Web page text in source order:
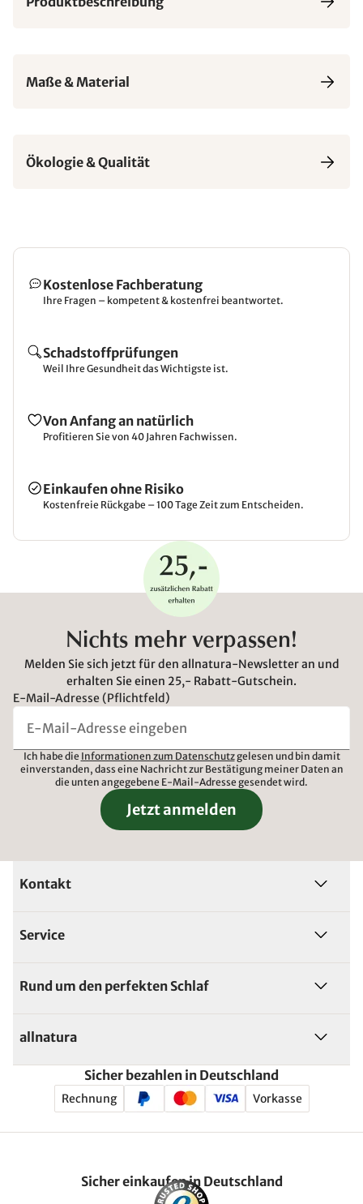
Maße & Material
Ökologie & Qualität
Kostenlose Fachberatung
Ihre Fragen – kompetent & kostenfrei beantwortet.
Schadstoffprüfungen
Weil Ihre Gesundheit das Wichtigste ist.
Von Anfang an natürlich
Profitieren Sie von 40 Jahren Fachwissen.
Einkaufen ohne Risiko
Kostenfreie Rückgabe – 100 Tage Zeit zum Entscheiden.
Nichts mehr verpassen!
Melden Sie sich jetzt für den allnatura-Newsletter an und
erhalten Sie einen 25,- Rabatt-Gutschein.
E-Mail-Adresse (Pflichtfeld)
Ich habe die Informationen zum Datenschutzgelesen und bin damit
einverstanden, dass eine Nachricht zur Bestätigung meiner Daten an
die unten angegebene E-Mail-Adresse gesendet wird.
Jetzt anmelden
Kontakt
Service
Rund um den perfekten Schlaf
allnatura
Sicher bezahlen in Deutschland
Rechnung Vorkasse
Sicher einkaufen in Deutschland